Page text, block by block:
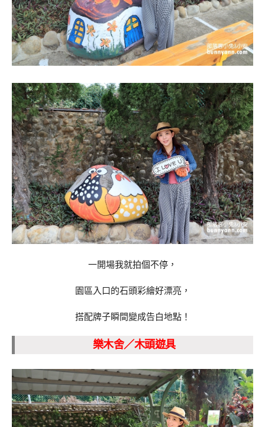
一開場我就拍個不停，
園區入口的石頭彩繪好漂亮，
搭配牌子瞬間變成告白地點！
樂木舍／木頭遊具